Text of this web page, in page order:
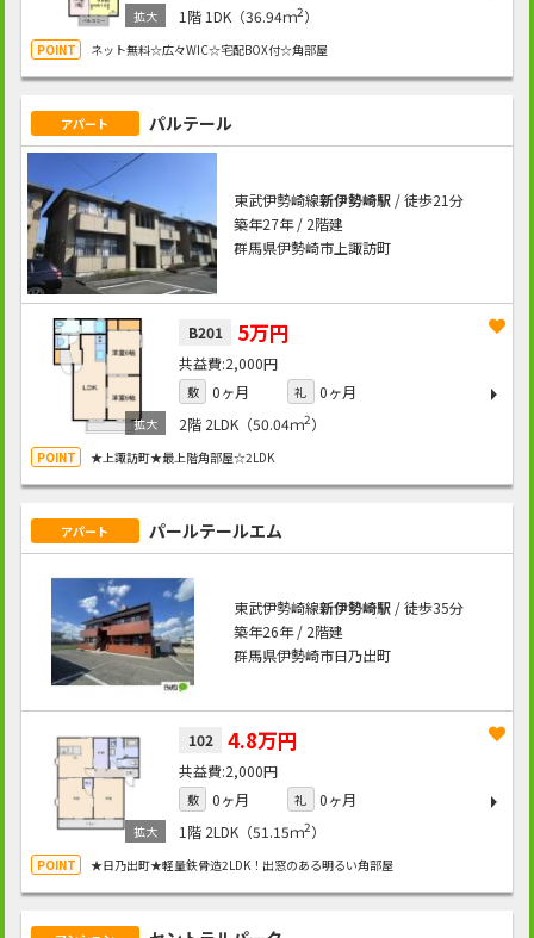
1階 1DK（36.94ｍ2）
ネット無料☆広々WIC☆宅配BOX付☆角部屋
アパート パルテール
東武伊勢崎線新伊勢崎駅/ 徒歩21分
築年27年 / 2階建
群馬県伊勢崎市上諏訪町
B201 5万円
2,000円
敷 0ヶ月 礼
0ヶ月
2階 2LDK（50.04ｍ2）
★上諏訪町★最上階角部屋☆2LDK
アパート パールテールエム
東武伊勢崎線新伊勢崎駅/ 徒歩35分
築年26年 / 2階建
群馬県伊勢崎市日乃出町
102 4.8万円
2,000円
敷 0ヶ月 礼
0ヶ月
1階 2LDK（51.15ｍ2）
★日乃出町★軽量鉄骨造2LDK！出窓のある明るい角部屋